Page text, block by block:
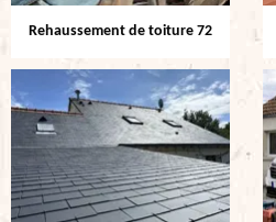
Rehaussement de toiture 72